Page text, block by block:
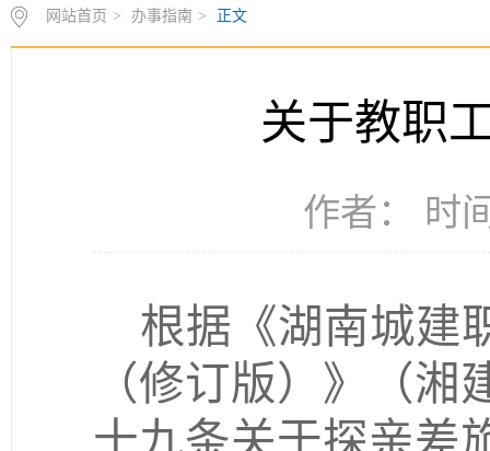
网站首页 > 办事指南 > 正文
关于教职
作者： 时
根据《湖南城建
（修订版）》（湘